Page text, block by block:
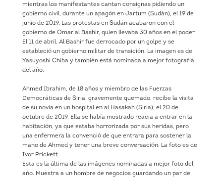
mientras los manifestantes cantan consignas pidiendo un
gobierno civil, durante un apagón en Jartum (Sudán), el 19 de
junio de 2019. Las protestas en Sudán acabaron con el
gobierno de Omar al Bashir, quien llevaba 30 años en el poder.
El 11 de abril, Al Bashir fue derrocado por un golpe y se
estableció un gobierno militar de transición. La imagen es de
Yasuyoshi Chiba y también está nominada a mejor fotografía
del año.
Ahmed Ibrahim, de 18 años y miembro de las Fuerzas
Democráticas de Siria, gravemente quemado, recibe la visita
de su novia en un hospital en al Hasakah (Siria), el 20 de
octubre de 2019. Ella se había mostrado reacia a entrar en la
habitación, ya que estaba horrorizada por sus heridas, pero
una enfermera la convenció de que entrara para sostener la
mano de Ahmed y tener una breve conversación. La foto es de
Ivor Prickett.
Esta es la última de las imágenes nominadas a mejor foto del
año. Muestra a un hombre de negocios guardando un par de